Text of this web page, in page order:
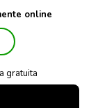
online
gratuita